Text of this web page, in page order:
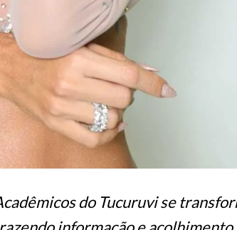
do Tucuruvi se